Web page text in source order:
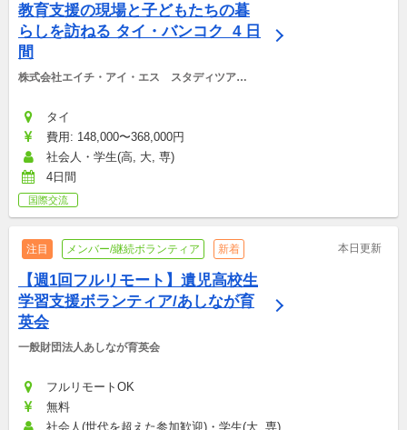
教育支援の現場と子どもたちの暮
らしを訪ねる タイ・バンコク  4 日
間
株式会社エイチ・アイ・エス　スタディツアー
タイ
費用: 148,000〜368,000円
社会人・学生(高, 大, 専)
4日間
国際交流
注目 メンバー/継続ボランティア 新着 本日更新
【週1回フルリモート】遺児高校生
学習支援ボランティア/あしなが育
英会
一般財団法人あしなが育英会
フルリモートOK
無料
社会人(世代を超えた参加歓迎)・学生(大, 専)